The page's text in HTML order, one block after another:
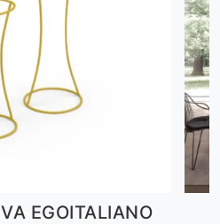
EGOITALIANO